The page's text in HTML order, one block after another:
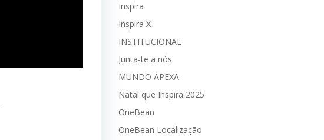
Inspira
Inspira X
INSTITUCIONAL
Junta-te a nós
MUNDO APEXA
Natal que Inspira 2025
OneBean
OneBean Localização